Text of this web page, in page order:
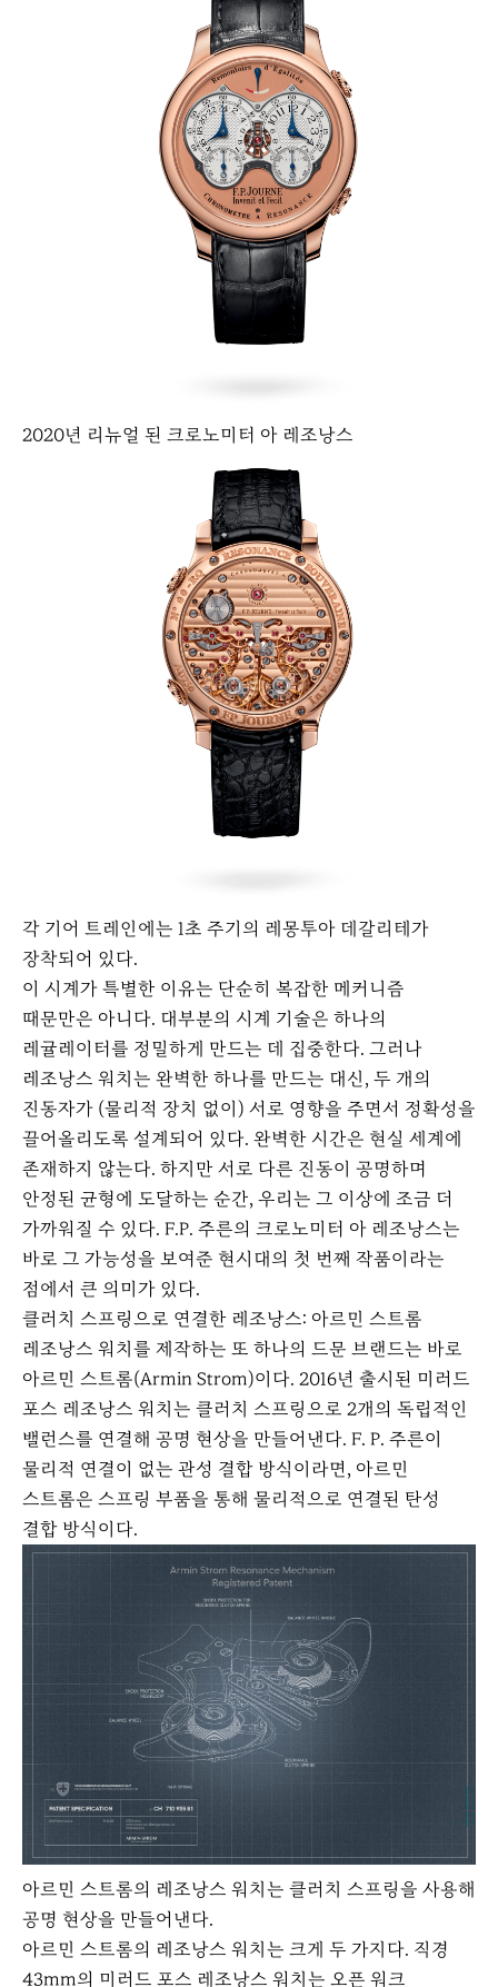
2020년 리뉴얼 된 크로노미터 아 레조낭스
각 기어 트레인에는 1초 주기의 레몽투아 데갈리테가
장착되어 있다.
이 시계가 특별한 이유는 단순히 복잡한 메커니즘
때문만은 아니다. 대부분의 시계 기술은 하나의
레귤레이터를 정밀하게 만드는 데 집중한다. 그러나
레조낭스 워치는 완벽한 하나를 만드는 대신, 두 개의
진동자가 (물리적 장치 없이) 서로 영향을 주면서 정확성을
끌어올리도록 설계되어 있다. 완벽한 시간은 현실 세계에
존재하지 않는다. 하지만 서로 다른 진동이 공명하며
안정된 균형에 도달하는 순간, 우리는 그 이상에 조금 더
가까워질 수 있다. F.P. 주른의 크로노미터 아 레조낭스는
바로 그 가능성을 보여준 현시대의 첫 번째 작품이라는
점에서 큰 의미가 있다.
클러치 스프링으로 연결한 레조낭스: 아르민 스트롬
레조낭스 워치를 제작하는 또 하나의 드문 브랜드는 바로
아르민 스트롬(Armin Strom)이다. 2016년 출시된 미러드
포스 레조낭스 워치는 클러치 스프링으로 2개의 독립적인
밸런스를 연결해 공명 현상을 만들어낸다. F. P. 주른이
물리적 연결이 없는 관성 결합 방식이라면, 아르민
스트롬은 스프링 부품을 통해 물리적으로 연결된 탄성
결합 방식이다.
아르민 스트롬의 레조낭스 워치는 클러치 스프링을 사용해
공명 현상을 만들어낸다.
아르민 스트롬의 레조낭스 워치는 크게 두 가지다. 직경
43mm의 미러드 포스 레조낭스 워치는 오픈 워크